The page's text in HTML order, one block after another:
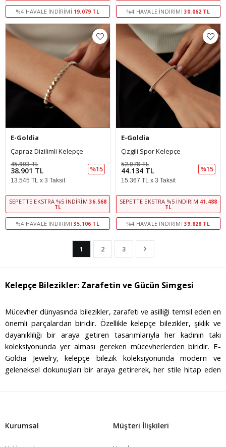
%4 HAVALE İNDIRIMI 19.079 TL %4 HAVALE İNDIRIMI 30.062 TL
E-Goldia
Çapraz Dizilimli Kelepçe
38.901 TL
45.903 TL
%15
13.545 TL x 3 Taksit
SEPETTE EKSTRA %5 İNDIRIM 36.568
TL
%4 HAVALE İNDIRIMI 35.106 TL
E-Goldia
Çizgili Spor Kelepçe
44.134 TL
52.078 TL
%15
15.367 TL x 3 Taksit
SEPETTE EKSTRA %5 İNDIRIM 41.488
TL
%4 HAVALE İNDIRIMI 39.828 TL
1 2 3
Kelepçe Bilezikler: Zarafetin ve Gücün Simgesi
Mücevher dünyasında bilezikler, zarafeti ve asilliği temsil eden en
önemli parçalardan biridir. Özellikle kelepçe bilezikler, şıklık ve
dayanıklılığı bir araya getiren tasarımlarıyla her kadının takı
koleksiyonunda yer alması gereken mücevherlerden biridir. E-
Goldia Jewelry, kelepçe bilezik koleksiyonunda modern ve
geleneksel dokunuşları bir araya getirerek, her stile hitap eden
kelepçe bilezikler, zarif tasarımları ve kaliteli işçilikleri ile öne
Kelepçe Bileziklerin Tarihi ve Anlamı
Kurumsal Müşteri İlişkileri